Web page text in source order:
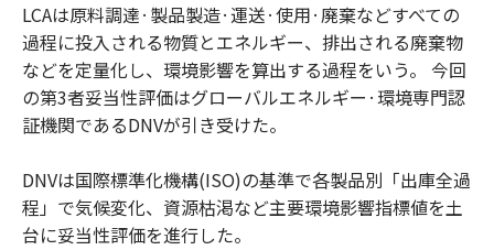
LCAは原料調達·製品製造·運送·使用·廃棄などすべての
過程に投入される物質とエネルギー、排出される廃棄物
などを定量化し、環境影響を算出する過程をいう。 今回
の第3者妥当性評価はグローバルエネルギー·環境専門認
証機関であるDNVが引き受けた。
DNVは国際標準化機構(ISO)の基準で各製品別「出庫全過
程」で気候変化、資源枯渇など主要環境影響指標値を土
台に妥当性評価を進行した。